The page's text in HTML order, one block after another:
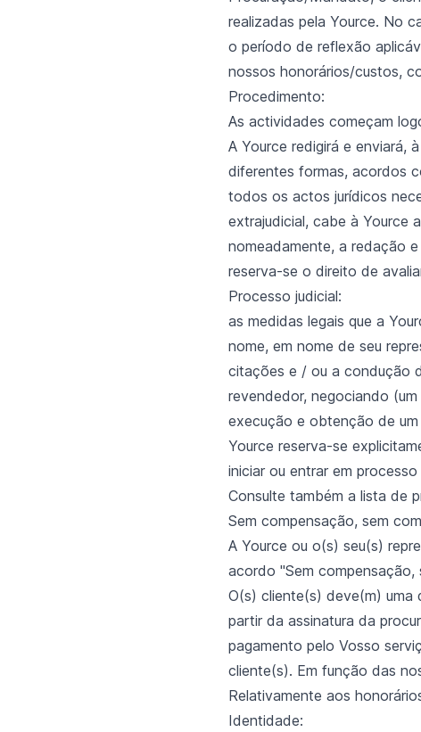
realizadas pela Yource. No
o período de reflexão
nossos honorários/custos,
Procedimento:
As actividades começam
A Yource redigirá e enviará,
diferentes formas, acordos
todos os actos jurídicos
extrajudicial, cabe à Yource
nomeadamente, a redação
reserva-se o direito de
Processo judicial:
as medidas legais que a
nome, em nome de seu
citações e / ou a condução
revendedor, negociando
execução e obtenção de
Yource reserva-se
iniciar ou entrar em
Consulte também a lista de
Sem compensação, sem
A Yource ou o(s) seu(s)
acordo "Sem compensação,
O(s) cliente(s) deve(m) uma
partir da assinatura da
pagamento pelo Vosso
cliente(s). Em função das
Relativamente aos
Identidade: